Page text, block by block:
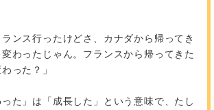
ランス行ったけどさ、カナダから帰ってき
わったじゃん。フランスから帰ってきた
った？」
た」は「成長した」という意味で、たし